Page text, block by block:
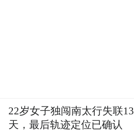
22岁女子独闯南太行失联13
天，最后轨迹定位已确认